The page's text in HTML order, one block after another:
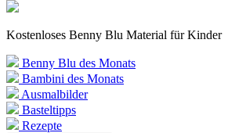
Kostenloses Benny Blu Material für Kinder
Benny Blu des Monats
Bambini des Monats
Ausmalbilder
Basteltipps
Rezepte